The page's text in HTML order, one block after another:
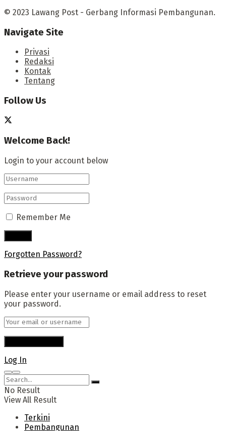
© 2023 Lawang Post - Gerbang Informasi Pembangunan.
Navigate Site
Privasi
Redaksi
Kontak
Tentang
Follow Us
Welcome Back!
Login to your account below
Remember Me
Forgotten Password?
Retrieve your password
Please enter your username or email address to reset
your password.
Log In
No Result
View All Result
Terkini
Pembangunan